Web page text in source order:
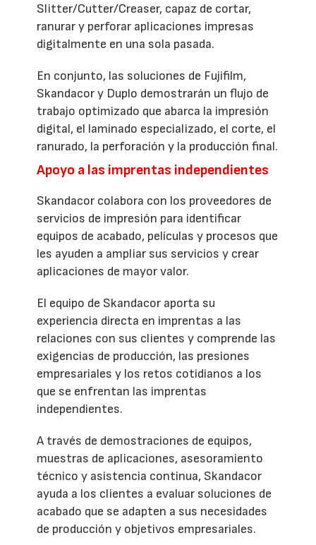
Slitter/Cutter/Creaser, capaz de cortar,
ranurar y perforar aplicaciones impresas
digitalmente en una sola pasada.
En conjunto, las soluciones de Fujifilm,
Skandacor y Duplo demostrarán un flujo de
trabajo optimizado que abarca la impresión
digital, el laminado especializado, el corte, el
ranurado, la perforación y la producción final.
Apoyo a las imprentas independientes
Skandacor colabora con los proveedores de
servicios de impresión para identificar
equipos de acabado, películas y procesos que
les ayuden a ampliar sus servicios y crear
aplicaciones de mayor valor.
El equipo de Skandacor aporta su
experiencia directa en imprentas a las
relaciones con sus clientes y comprende las
exigencias de producción, las presiones
empresariales y los retos cotidianos a los
que se enfrentan las imprentas
independientes.
A través de demostraciones de equipos,
muestras de aplicaciones, asesoramiento
técnico y asistencia continua, Skandacor
ayuda a los clientes a evaluar soluciones de
acabado que se adapten a sus necesidades
de producción y objetivos empresariales.